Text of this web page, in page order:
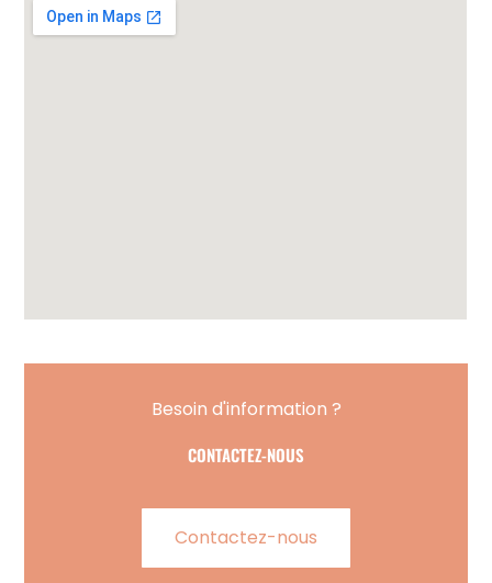
Besoin d'information ?
CONTACTEZ-NOUS
Contactez-nous